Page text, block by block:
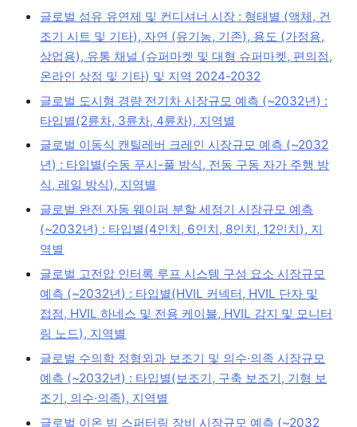
글로벌 섬유 유연제 및 컨디셔너 시장 : 형태별 (액체, 건
조기 시트 및 기타), 자연 (유기농, 기존), 용도 (가정용,
상업용), 유통 채널 (슈퍼마켓 및 대형 슈퍼마켓, 편의점,
온라인 상점 및 기타) 및 지역 2024-2032
글로벌 도시형 경량 전기차 시장규모 예측 (~2032년) :
타입별(2륜차, 3륜차, 4륜차), 지역별
글로벌 이동식 캔틸레버 크레인 시장규모 예측 (~2032
년) : 타입별(수동 푸시-풀 방식, 전동 구동 자가 주행 방
식, 레일 방식), 지역별
글로벌 완전 자동 웨이퍼 분할 세정기 시장규모 예측
(~2032년) : 타입별(4인치, 6인치, 8인치, 12인치), 지
역별
글로벌 고전압 인터록 루프 시스템 구성 요소 시장규모
예측 (~2032년) : 타입별(HVIL 커넥터, HVIL 단자 및
접점, HVIL 하네스 및 전용 케이블, HVIL 감지 및 모니터
링 노드), 지역별
글로벌 수의학 정형외과 보조기 및 의수·의족 시장규모
예측 (~2032년) : 타입별(보조기, 구축 보조기, 기형 보
조기, 의수·의족), 지역별
글로벌 이온 빔 스퍼터링 장비 시장규모 예측 (~2032